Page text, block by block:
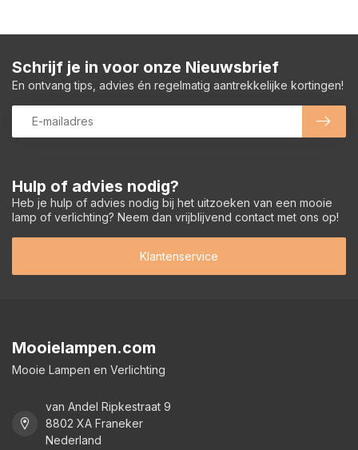
Hulp of advies nodig?
Heb je hulp of advies nodig bij het uitzoeken van een mooie
lamp of verlichting? Neem dan vrijblijvend contact met ons op!
Klantenservice
Schrijf je in voor onze Nieuwsbrief
En ontvang tips, advies én regelmatig aantrekkelijke kortingen!
Mooielampen.com
Mooie Lampen en Verlichting
van Andel Ripkestraat 9
8802 XA Franeker
Nederland